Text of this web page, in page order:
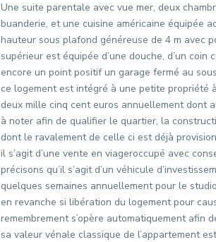
Une suite parentale avec vue mer, deux
buanderie, et une cuisine américaine équipée
hauteur sous plafond généreuse de 4 m avec
supérieur est équipée d’une douche, d’un coin
encore un point positif un garage fermé au
ce logement est intégré à une petite propriété
deux mille cinq cent euros annuellement dont
à noter afin de qualifier le quartier, la
dont le ravalement de celle ci est déjà
il s’agit d’une vente en viageroccupé avec
précisons qu’il s’agit d’un véhicule
quelques semaines annuellement pour le
en revanche si libération du logement pour
remembrement s’opère automatiquement afin
sa valeur vénale classique de l’appartement